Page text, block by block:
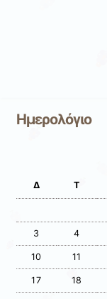
Ημερολόγιο
Δ Τ
3 4
10 11
17 18